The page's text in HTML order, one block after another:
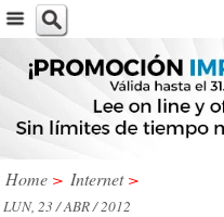
Home > Internet >
LUN, 23 / ABR / 2012